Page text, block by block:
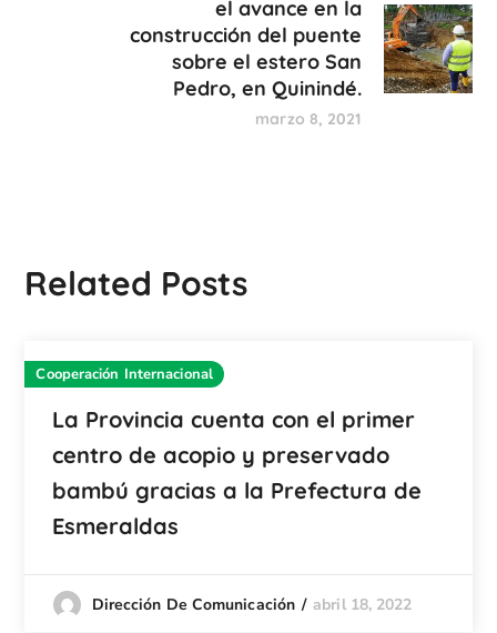
el avance en la
construcción del puente
sobre el estero San
Pedro, en Quinindé.
marzo 8, 2021
Related Posts
Cooperación Internacional
La Provincia cuenta con el primer
centro de acopio y preservado
bambú gracias a la Prefectura de
Esmeraldas
Dirección De Comunicación abril 18, 2022